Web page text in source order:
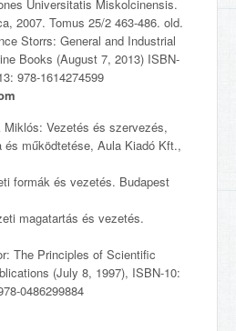
Universitatis Miskolcinensis.
2007. Tomus 25/2 463-486. old.
Storrs: General and Industrial
Books (August 7, 2013) ISBN-
978-1614274599
Vezetés és szervezés,
működtetése, Aula Kiadó Kft.,
formák és vezetés. Budapest
magatartás és vezetés.
The Principles of Scientific
(July 8, 1997), ISBN-10:
0486299884